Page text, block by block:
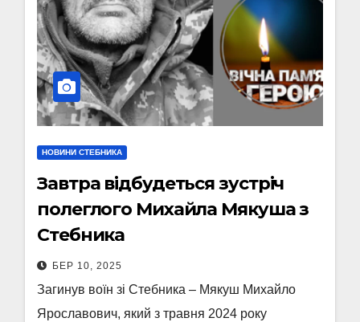
НОВИНИ СТЕБНИКА
Завтра відбудеться зустріч
полеглого Михайла Мякуша з
Стебника
БЕР 10, 2025
Загинув воїн зі Стебника – Мякуш Михайло
Ярославович, який з травня 2024 року